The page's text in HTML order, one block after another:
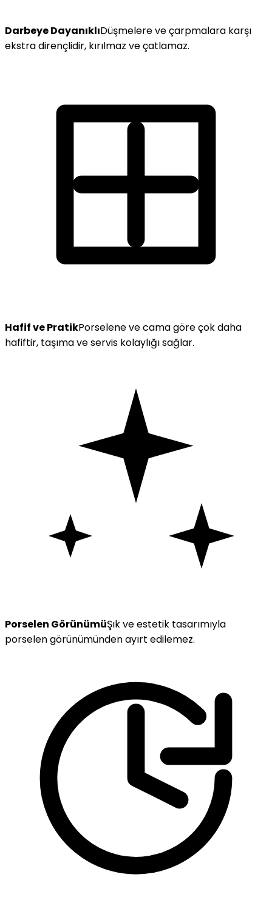
Darbeye DayanıklıDüşmelere ve çarpmalara karşı
ekstra dirençlidir, kırılmaz ve çatlamaz.
Hafif ve PratikPorselene ve cama göre çok daha
hafiftir, taşıma ve servis kolaylığı sağlar.
Porselen GörünümüŞık ve estetik tasarımıyla
porselen görünümünden ayırt edilemez.